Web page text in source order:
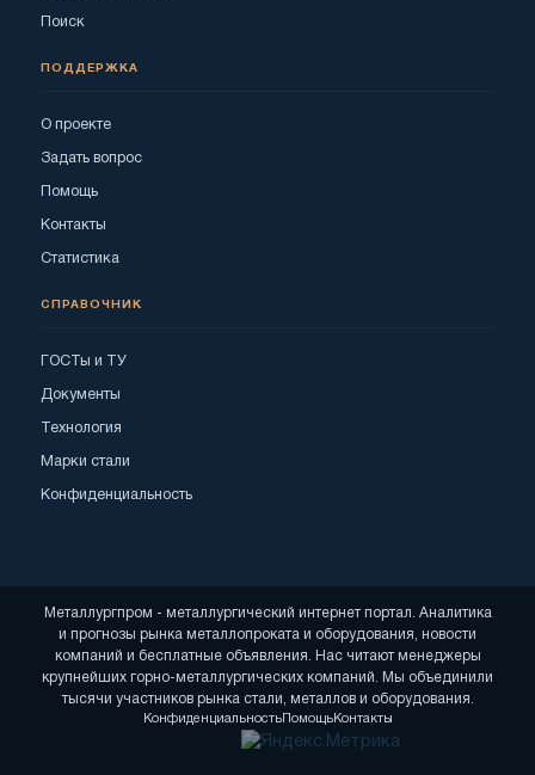
Поиск
ПОДДЕРЖКА
О проекте
Задать вопрос
Помощь
Контакты
Статистика
СПРАВОЧНИК
ГОСТы и ТУ
Документы
Технология
Марки стали
Конфиденциальность
Металлургпром - металлургический интернет портал. Аналитика
и прогнозы рынка металлопроката и оборудования, новости
компаний и бесплатные объявления. Нас читают менеджеры
крупнейших горно-металлургических компаний. Мы объединили
тысячи участников рынка стали, металлов и оборудования.
КонфиденциальностьПомощьКонтакты